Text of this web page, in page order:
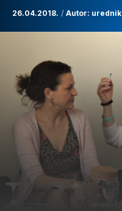
26.04.2018. Autor: urednik